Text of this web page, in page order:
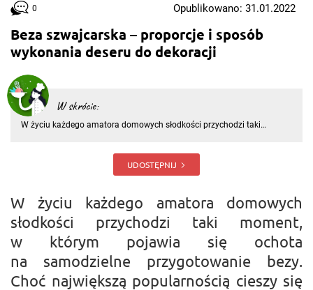
Beza szwajcarska – proporcje i sposób
wykonania deseru do dekoracji
W skrócie:
W życiu każdego amatora domowych słodkości przychodzi taki
warto opanować także przepis na bezę szwajcarską pieczoną. Ba
UDOSTĘPNIJ
0 Opublikowano: 31.01.2022
W życiu każdego amatora domowych
słodkości przychodzi taki moment,
w którym pojawia się ochota
na samodzielne przygotowanie bezy.
Choć największą popularnością cieszy się